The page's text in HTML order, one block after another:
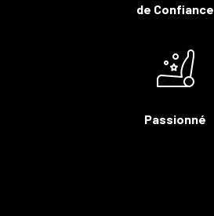
de Confiance
Passionné